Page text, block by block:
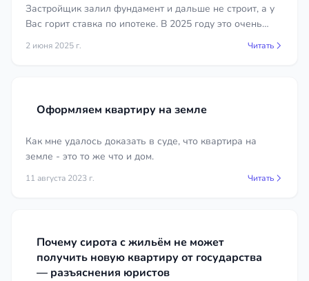
Документы для сопровождения
сделки
Для качественной правовой проверки и
случаев необходимы:
правоустанавливающие документы на
объект и выписка из ЕГРН;
паспорта сторон и документы,
поэтажный план при наличии;
согласие супруга на сделку, если оно
Застройщик залил фундамент и дальше не строит, а у
Вас горит ставка по ипотеке. В 2025 году это очень
распространенная ситуация в Крыму и Симферополе в
2 июня 2025 г. Читать
Оформляем квартиру на земле
Как мне удалось доказать в суде, что квартира на
земле - это то же что и дом.
11 августа 2023 г. Читать
Почему сирота с жильём не может
получить новую квартиру от государства
— разъяснения юристов